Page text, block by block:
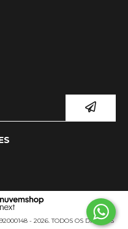
- 2026. TODOS OS DIREITOS